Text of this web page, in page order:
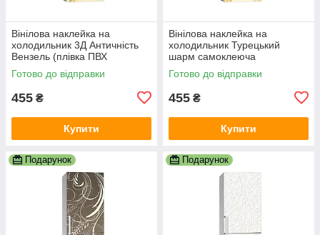
Вінілова наклейка на
холодильник 3Д Античність
Вензель (плівка ПВХ
фотодрук) 600х1800 мм
Абстракція Бежевий
Готово до відправки
455 ₴
Купити
Вінілова наклейка на
холодильник Турецький
шарм самоклеюча
ламінована плівка ПВХ
орнаменти Бежевий
Готово до відправки
455 ₴
Купити
Подарунок Подарунок